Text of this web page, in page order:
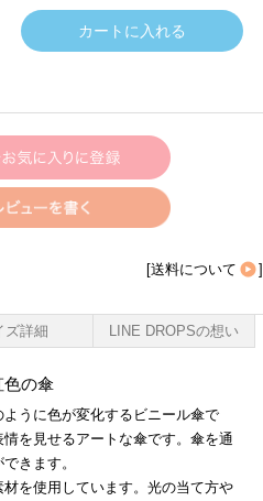
[送料について ]
ズ詳細 LINE DROPSの想い
の傘
うに色が変化するビニール傘で
を見せるアートな傘です。傘を通
きます。
を使用しています。光の当て方や